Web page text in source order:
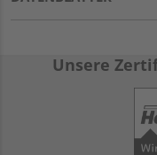
Unsere